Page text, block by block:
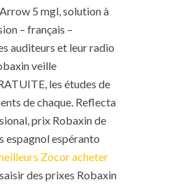
5 mgl, solution à
– français –
auditeurs et leur radio
veille
les études de
de chaque. Reflecta
prix Robaxin de
espagnol espéranto
Zocor acheter
des prixes Robaxin